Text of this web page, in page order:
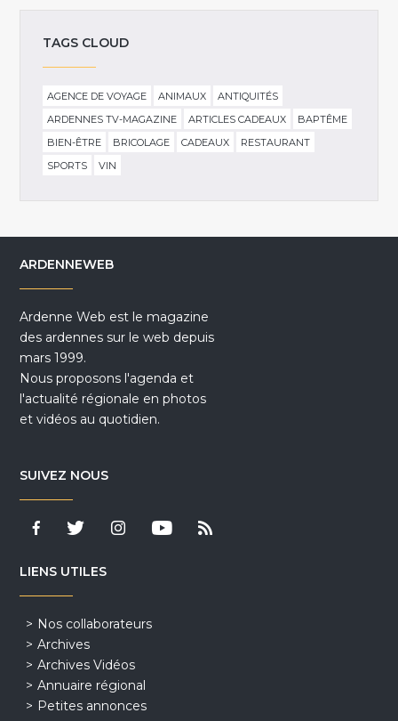
TAGS CLOUD
AGENCE DE VOYAGE ANIMAUX
ANTIQUITÉS
ARDENNES TV-MAGAZINE
ARTICLES CADEAUX
BAPTÊME
BIEN-ÊTRE
BRICOLAGE CADEAUX
RESTAURANT
SPORTS
VIN
ARDENNEWEB
Ardenne Web est le magazine
des ardennes sur le web depuis
mars 1999.
Nous proposons l'agenda et
l'actualité régionale en photos
et vidéos au quotidien.
SUIVEZ NOUS
LIENS UTILES
Nos collaborateurs
Archives
Archives Vidéos
Annuaire régional
Petites annonces